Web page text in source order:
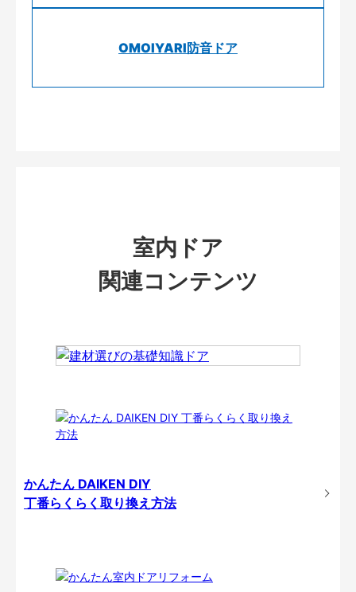
OMOIYARI防音ドア
室内ドア
関連コンテンツ
かんたん DAIKEN DIY
丁番らくらく取り換え方法